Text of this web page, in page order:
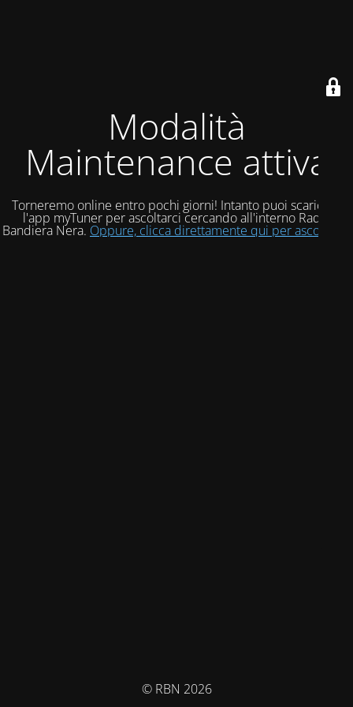
Modalità
Maintenance attiva
Torneremo online entro pochi giorni! Intanto puoi scaricare
l'app myTuner per ascoltarci cercando all'interno Radio
Bandiera Nera. Oppure, clicca direttamente qui per ascoltarci!
© RBN 2026